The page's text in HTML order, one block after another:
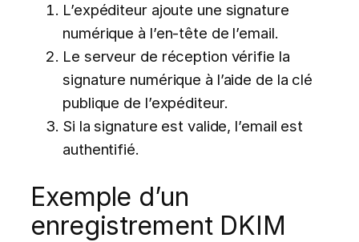
L’expéditeur ajoute une signature
numérique à l’en-tête de l’email.
Le serveur de réception vérifie la
signature numérique à l’aide de la clé
publique de l’expéditeur.
Si la signature est valide, l’email est
authentifié.
Exemple d’un
enregistrement DKIM